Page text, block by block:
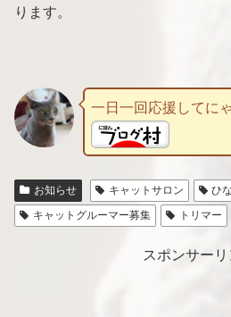
ります。
一日一回応援してにゃ
お知らせ キャットサロン
ひ
キャットグルーマー募集
トリマー
スポンサーリ